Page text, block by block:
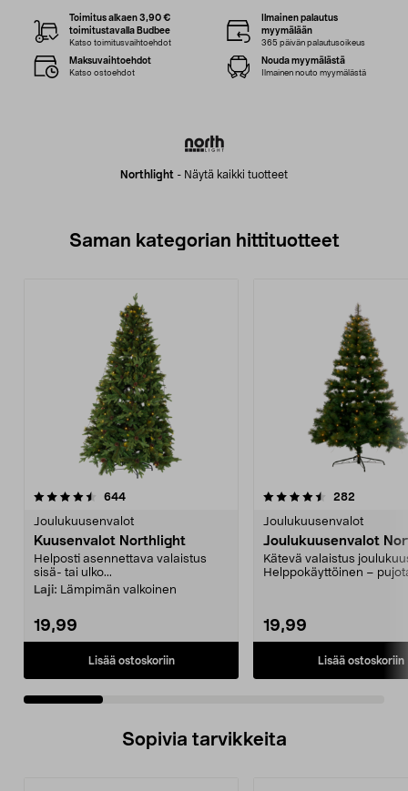
Northlight - Näytä kaikki tuotteet
Toimitus alkaen 3,90 €
toimitustavalla Budbee
Katso toimitusvaihtoehdot
Ilmainen palautus
myymälään
365 päivän palautusoikeus
Maksuvaihtoehdot
Katso ostoehdot
Nouda myymälästä
Ilmainen nouto myymälästä
Saman kategorian hittituotteet
644arvostelut
Joulukuusenvalot
Kuusenvalot Northlight
Helposti asennettava valaistus
sisä- tai ulko...
Laji: Lämpimän valkoinen
19,99
Lisää ostoskoriin
4.5 viidestä
282
Joulukuusenvalot
Joulukuusenvalot
Kätevä valaistus
Helppokäyttöinen –
19,99
Lisää ostoskoriin
4.0 viidestä
Sopivia tarvikkeita